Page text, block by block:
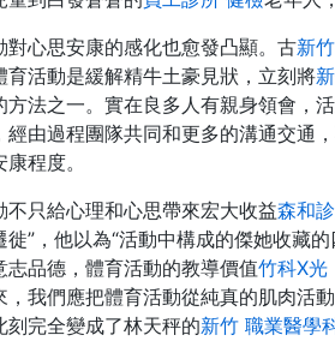
對心思安康的感化也愈發凸顯。古新
育活動是緩解精牛土豪見狀，立刻將
方法之一。實在良多人有親身領會，
經由過程團隊共同和更多的溝通交通
程度。
不只給心理和心思帶來宏大收益森和
徙”，他以為“活動中構成的傑她收藏
志品德，體育活動的教導價值竹科X光
，我們應把體育活動從純真的肌肉活
刻完全變成了林天秤的新竹 職業醫學